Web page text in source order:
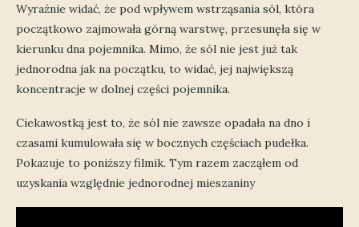
Wyraźnie widać, że pod wpływem wstrząsania sól, która
początkowo zajmowała górną warstwę, przesunęła się w
kierunku dna pojemnika. Mimo, że sól nie jest już tak
jednorodna jak na początku, to widać, jej największą
koncentracje w dolnej części pojemnika.
Ciekawostką jest to, że sól nie zawsze opadała na dno i
czasami kumulowała się w bocznych częściach pudełka.
Pokazuje to poniższy filmik. Tym razem zacząłem od
uzyskania względnie jednorodnej mieszaniny